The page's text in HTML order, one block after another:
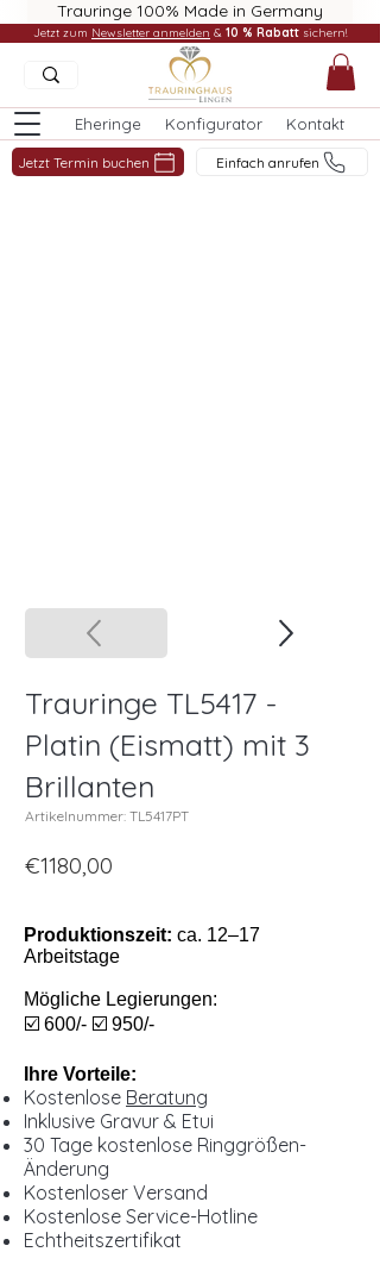
Trauringe 100% Made in Germany
Eheringe Konfigurator Kontakt
Jetzt Termin buchen Einfach anrufen
Jetzt zum Newsletter anmelden & 10 % Rabatt sichern!
Trauringe TL5417 -
Platin (Eismatt) mit 3
Brillanten
Artikelnummer: TL5417PT
€1180,00
Produktionszeit: ca. 12–17
Arbeitstage
Mögliche Legierungen:
☑️ 600/- ☑️ 950/-
Ihre Vorteile:
Kostenlose Beratung
Inklusive Gravur & Etui
30 Tage kostenlose Ringgrößen-
Änderung
Kostenloser Versand
Kostenlose Service-Hotline
Echtheitszertifikat